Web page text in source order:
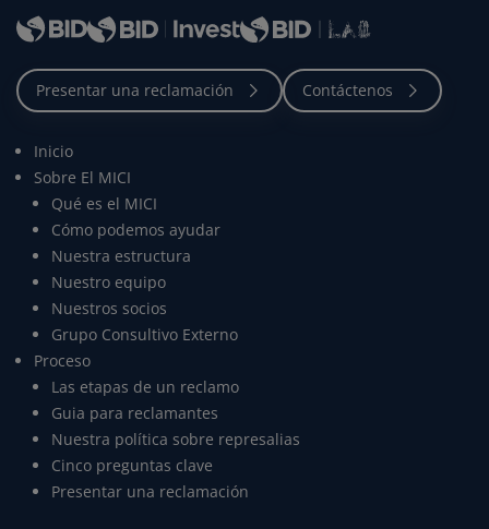
Inicio
Sobre El MICI
Qué es el MICI
Cómo podemos ayudar
Nuestra estructura
Nuestro equipo
Nuestros socios
Grupo Consultivo Externo
Proceso
Las etapas de un reclamo
Guia para reclamantes
Nuestra política sobre represalias
Cinco preguntas clave
Presentar una reclamación